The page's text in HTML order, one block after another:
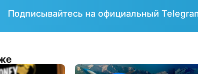
Подписывайтесь на официальный